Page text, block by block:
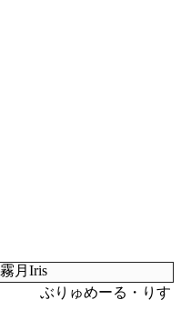
霧月Iris
ぶりゅめーる・りす